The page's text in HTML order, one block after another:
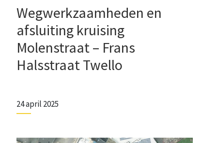
Wegwerkzaamheden en
afsluiting kruising
Molenstraat – Frans
Halsstraat Twello
24 april 2025